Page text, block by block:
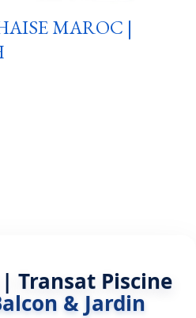
MAROC |
Transat Piscine
& Jardin